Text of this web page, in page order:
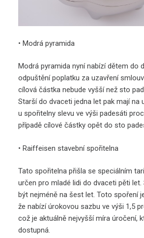
• Modrá pyramida
Modrá pyramida nyní nabízí dětem do
odpuštění poplatku za uzavření
cílová částka nebude vyšší než sto
Starší do dvaceti jedna let pak mají na
u spořitelny slevu ve výši padesáti
případě cílové částky opět do sto
• Raiffeisen stavební spořitelna
Tato spořitelna přišla se speciálním
určen pro mladé lidi do dvaceti pěti
být nejméně na šest let. Toto spoření
že nabízí úrokovou sazbu ve výši 1,5
což je aktuálně nejvyšší míra úročení,
dostupná.